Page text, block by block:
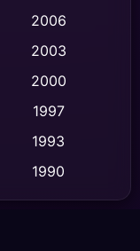
(513)
(10)
(59)
2006
2003
2000
1997
1993
1990
1986